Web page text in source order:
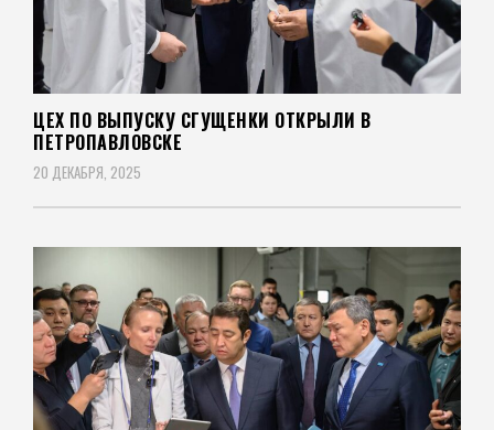
ЦЕХ ПО ВЫПУСКУ СГУЩЕНКИ ОТКРЫЛИ В
ПЕТРОПАВЛОВСКЕ
20 ДЕКАБРЯ, 2025